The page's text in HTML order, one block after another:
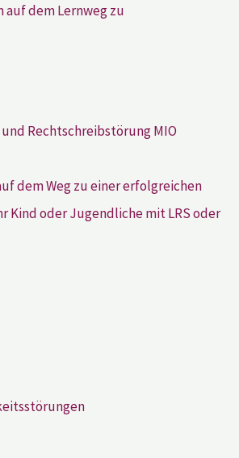
auf dem Lernweg zu
dem Weg zu einer erfolgreichen
Kind oder Jugendliche mit LRS oder